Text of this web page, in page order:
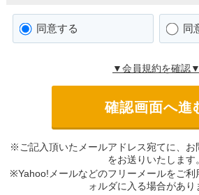
同意する 同
▼会員規約を確認▼
※ご記入頂いたメールアドレス宛てに、お
をお送りいたします。
※Yahoo!メールなどのフリーメールをご利
ォルダに入る場合があり